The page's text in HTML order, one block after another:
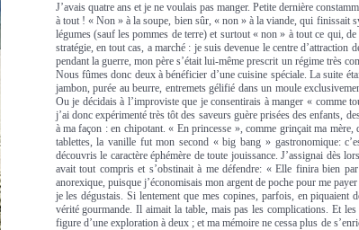
J’avais quatre ans et je ne voulais pas manger. Petite dernière
à tout ! « Non » à la soupe, bien sûr, « non » à la viande, qui finissait
légumes (sauf les pommes de terre) et surtout « non » à tout ce qui,
stratégie, en tout cas, a marché : je suis devenue le centre
pendant la guerre, mon père s’était lui-même prescrit un régime très
Nous fûmes donc deux à bénéficier d’une cuisine spéciale. La suite
jambon, purée au beurre, entremets gélifié dans un moule
Ou je décidais à l’improviste que je consentirais à manger « comme
j’ai donc expérimenté très tôt des saveurs guère prisées des enfants,
à ma façon : en chipotant. « En princesse », comme grinçait ma
tablettes, la vanille fut mon second « big bang » gastronomique:
découvris le caractère éphémère de toute jouissance. J’assignai dès
avait tout compris et s’obstinait à me défendre: « Elle finira bien
anorexique, puisque j’économisais mon argent de poche pour me
je les dégustais. Si lentement que mes copines, parfois, en piquaient
vérité gourmande. Il aimait la table, mais pas les complications. Et
figure d’une exploration à deux ; et ma mémoire ne cessa plus de